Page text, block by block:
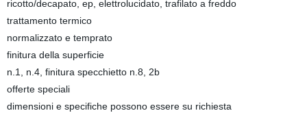
ricotto/decapato, ep, elettrolucidato, trafilato a freddo
trattamento termico
normalizzato e temprato
finitura della superficie
n.1, n.4, finitura specchietto n.8, 2b
offerte speciali
dimensioni e specifiche possono essere su richiesta